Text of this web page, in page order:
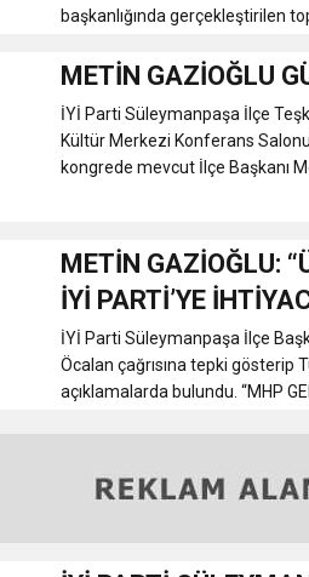
başkanlığında gerçekleştirilen
METİN GAZİOĞLU
İYİ Parti Süleymanpaşa İlçe
Kültür Merkezi Konferans
kongrede mevcut İlçe Başkanı
METİN GAZİOĞLU:
İYİ PARTİ’YE
İYİ Parti Süleymanpaşa İlçe
Öcalan çağrısına tepki gösterip
açıklamalarda bulundu. “MHP